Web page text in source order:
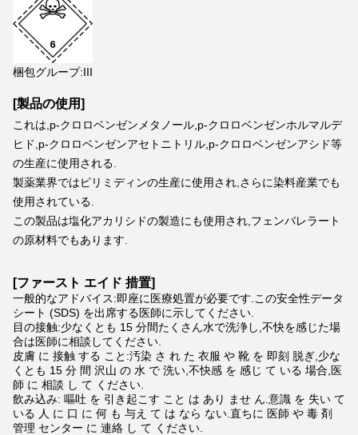
梱包グループ:III
[製品の使用]
これは,p-クロロベンゼンメタノール,p-クロロベンゼンホルマルデ
ヒド,p-クロロベンゼンアセトニトリル,p-クロロベンゼンアシド等
の生産に使用される.
製薬業界ではピリミディンの生産に使用され,さらに染料産業でも
使用されている.
この製品は塩化アカリシドの製造にも使用され,フェンバレラート
の原材料でもあります.
[ファースト エイド 措置]
一般的なアドバイス:即座に医療処置が必要です.この安全性データ
シート (SDS) を出席する医師に示してください.
目の接触:少なくとも 15 分間たくさん水で洗浄し,不快を感じた場
合は医師に相談してください.
皮膚 に 接触 する こと:汚染 さ れ た 衣服 や 靴 を 即刻 脱ぎ,少な
くとも 15 分 間 沢山 の 水 で 洗い,不快感 を 感じ て いる 場合,医
師 に 相談 し て ください.
飲み込み: 嘔吐 を 引き起こす こと は あり ませ ん.意識 を 失い て
いる 人 に 口 に 何 も 与え て は なら ない.直ちに 医師 や 毒 剤
管理 センター に 連絡 し て ください.